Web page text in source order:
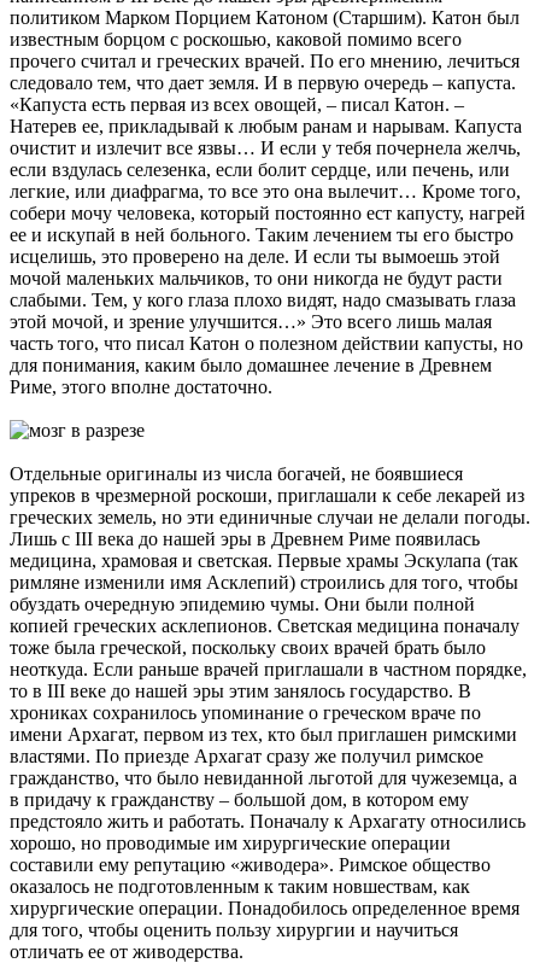
политиком Марком Порцием Катоном (Старшим). Катон был
известным борцом с роскошью, каковой помимо всего
прочего считал и греческих врачей. По его мнению, лечиться
следовало тем, что дает земля. И в первую очередь – капуста.
«Капуста есть первая из всех овощей, – писал Катон. –
Натерев ее, прикладывай к любым ранам и нарывам. Капуста
очистит и излечит все язвы… И если у тебя почернела желчь,
если вздулась селезенка, если болит сердце, или печень, или
легкие, или диафрагма, то все это она вылечит… Кроме того,
собери мочу человека, который постоянно ест капусту, нагрей
ее и искупай в ней больного. Таким лечением ты его быстро
исцелишь, это проверено на деле. И если ты вымоешь этой
мочой маленьких мальчиков, то они никогда не будут расти
слабыми. Тем, у кого глаза плохо видят, надо смазывать глаза
этой мочой, и зрение улучшится…» Это всего лишь малая
часть того, что писал Катон о полезном действии капусты, но
для понимания, каким было домашнее лечение в Древнем
Риме, этого вполне достаточно.
Отдельные оригиналы из числа богачей, не боявшиеся
упреков в чрезмерной роскоши, приглашали к себе лекарей из
греческих земель, но эти единичные случаи не делали погоды.
Лишь с III века до нашей эры в Древнем Риме появилась
медицина, храмовая и светская. Первые храмы Эскулапа (так
римляне изменили имя Асклепий) строились для того, чтобы
обуздать очередную эпидемию чумы. Они были полной
копией греческих асклепионов. Светская медицина поначалу
тоже была греческой, поскольку своих врачей брать было
неоткуда. Если раньше врачей приглашали в частном порядке,
то в III веке до нашей эры этим занялось государство. В
хрониках сохранилось упоминание о греческом враче по
имени Архагат, первом из тех, кто был приглашен римскими
властями. По приезде Архагат сразу же получил римское
гражданство, что было невиданной льготой для чужеземца, а
в придачу к гражданству – большой дом, в котором ему
предстояло жить и работать. Поначалу к Архагату относились
хорошо, но проводимые им хирургические операции
составили ему репутацию «живодера». Римское общество
оказалось не подготовленным к таким новшествам, как
хирургические операции. Понадобилось определенное время
для того, чтобы оценить пользу хирургии и научиться
отличать ее от живодерства.